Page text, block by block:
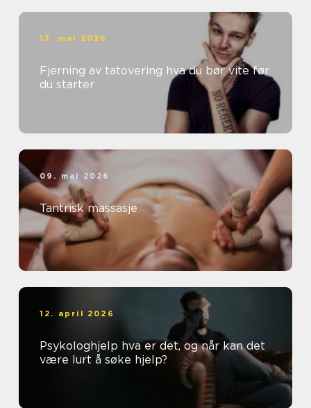
13. mai 2026
Fjerning av tatovering hva du bør vite før
du starter
09. mai 2026
Tantrisk massasje
12. april 2026
Psykologhjelp hva er det, og når kan det
være lurt å søke hjelp?